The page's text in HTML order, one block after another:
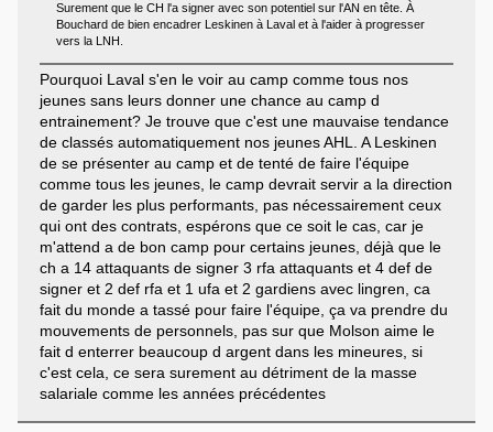
Surement que le CH l'a signer avec son potentiel sur l'AN en tête. À
Bouchard de bien encadrer Leskinen à Laval et à l'aider à progresser
vers la LNH.
Pourquoi Laval s'en le voir au camp comme tous nos
jeunes sans leurs donner une chance au camp d
entrainement? Je trouve que c'est une mauvaise tendance
de classés automatiquement nos jeunes AHL. A Leskinen
de se présenter au camp et de tenté de faire l'équipe
comme tous les jeunes, le camp devrait servir a la direction
de garder les plus performants, pas nécessairement ceux
qui ont des contrats, espérons que ce soit le cas, car je
m'attend a de bon camp pour certains jeunes, déjà que le
ch a 14 attaquants de signer 3 rfa attaquants et 4 def de
signer et 2 def rfa et 1 ufa et 2 gardiens avec lingren, ca
fait du monde a tassé pour faire l'équipe, ça va prendre du
mouvements de personnels, pas sur que Molson aime le
fait d enterrer beaucoup d argent dans les mineures, si
c'est cela, ce sera surement au détriment de la masse
salariale comme les années précédentes